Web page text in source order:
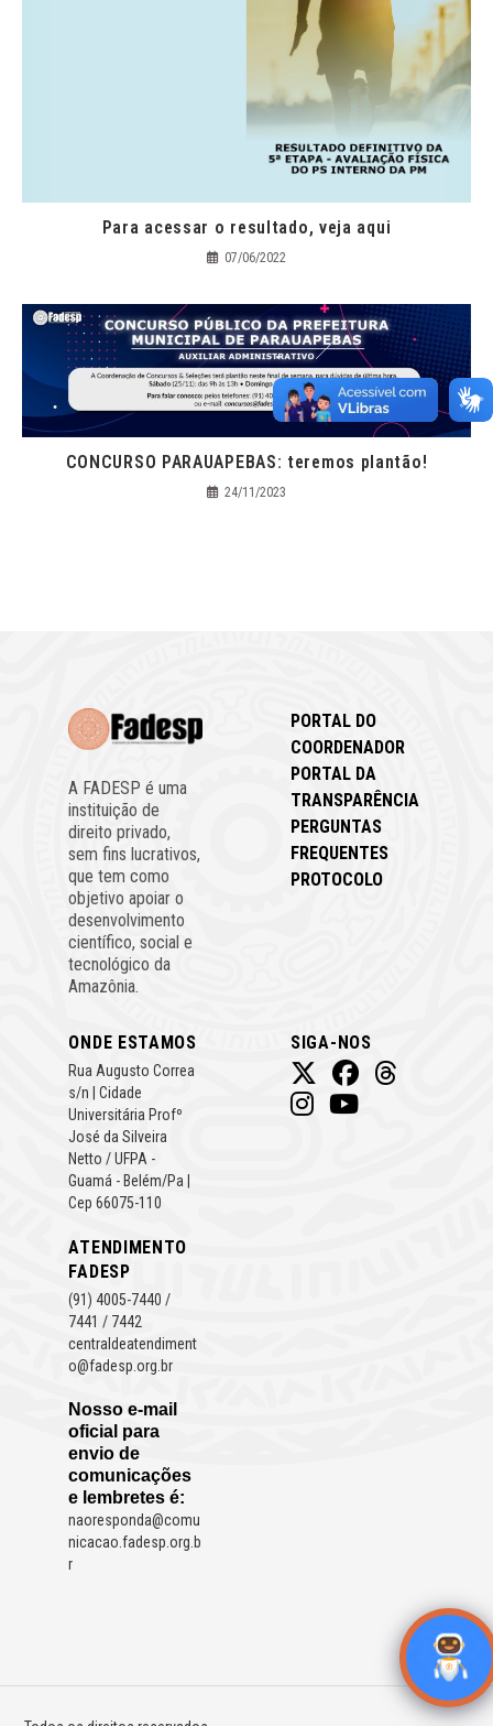
Para acessar o resultado, veja aqui
07/06/2022
CONCURSO PARAUAPEBAS: teremos plantão!
24/11/2023
A FADESP é uma
instituição de
direito privado,
sem fins lucrativos,
que tem como
objetivo apoiar o
desenvolvimento
científico, social e
tecnológico da
Amazônia.
PORTAL DO
COORDENADOR
PORTAL DA
TRANSPARÊNCIA
PERGUNTAS
FREQUENTES
PROTOCOLO
ONDE ESTAMOS
Rua Augusto Correa
s/n | Cidade
Universitária Profº
José da Silveira
Netto / UFPA -
Guamá - Belém/Pa |
Cep 66075-110
ATENDIMENTO
FADESP
(91) 4005-7440 /
7441 / 7442
centraldeatendiment
o@fadesp.org.br
Nosso e-mail
oficial para
envio de
comunicações
e lembretes é:
naoresponda@comu
nicacao.fadesp.org.b
r
SIGA-NOS